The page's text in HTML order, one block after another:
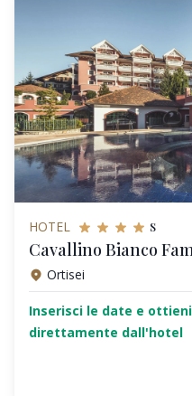
HOTEL s
Cavallino Bianco
Ortisei
Inserisci le date e
direttamente dall'hotel